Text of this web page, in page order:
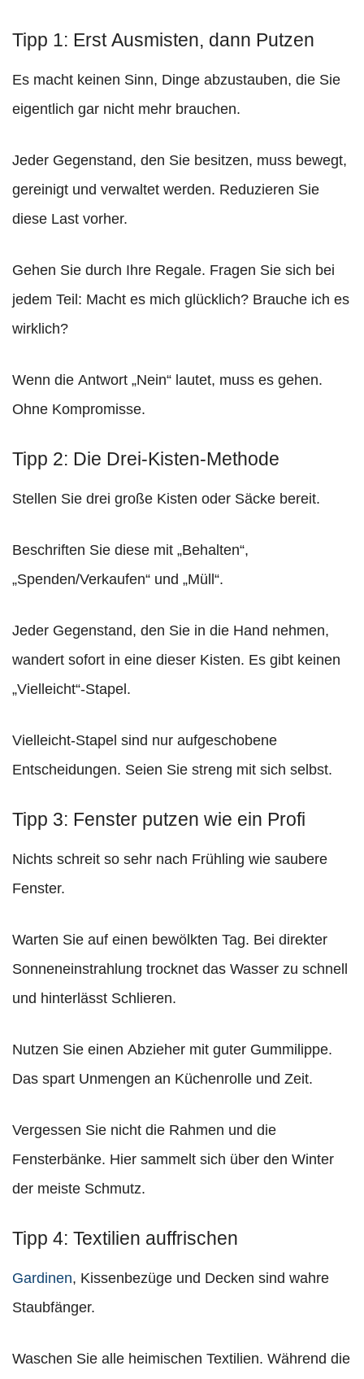
Tipp 1: Erst Ausmisten, dann Putzen
Es macht keinen Sinn, Dinge abzustauben, die Sie
eigentlich gar nicht mehr brauchen.
Jeder Gegenstand, den Sie besitzen, muss bewegt,
gereinigt und verwaltet werden. Reduzieren Sie
diese Last vorher.
Gehen Sie durch Ihre Regale. Fragen Sie sich bei
jedem Teil: Macht es mich glücklich? Brauche ich es
wirklich?
Wenn die Antwort „Nein“ lautet, muss es gehen.
Ohne Kompromisse.
Tipp 2: Die Drei-Kisten-Methode
Stellen Sie drei große Kisten oder Säcke bereit.
Beschriften Sie diese mit „Behalten“,
„Spenden/Verkaufen“ und „Müll“.
Jeder Gegenstand, den Sie in die Hand nehmen,
wandert sofort in eine dieser Kisten. Es gibt keinen
„Vielleicht“-Stapel.
Vielleicht-Stapel sind nur aufgeschobene
Entscheidungen. Seien Sie streng mit sich selbst.
Tipp 3: Fenster putzen wie ein Profi
Nichts schreit so sehr nach Frühling wie saubere
Fenster.
Warten Sie auf einen bewölkten Tag. Bei direkter
Sonneneinstrahlung trocknet das Wasser zu schnell
und hinterlässt Schlieren.
Nutzen Sie einen Abzieher mit guter Gummilippe.
Das spart Unmengen an Küchenrolle und Zeit.
Vergessen Sie nicht die Rahmen und die
Fensterbänke. Hier sammelt sich über den Winter
der meiste Schmutz.
Tipp 4: Textilien auffrischen
Gardinen, Kissenbezüge und Decken sind wahre
Staubfänger.
Waschen Sie alle heimischen Textilien. Während die